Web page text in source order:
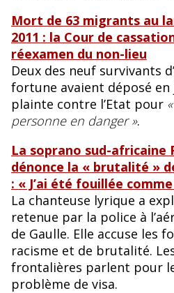
Mort de 63 migrants au
2011 : la Cour de
réexamen du non-lieu
Deux des neuf survivants
fortune avaient déposé en
plainte contre l’Etat pour
personne en danger ».
La soprano sud-africaine
dénonce la « brutalité »
: « J’ai été fouillée
La chanteuse lyrique a
retenue par la police à
de Gaulle. Elle accuse les
racisme et de brutalité.
frontalières parlent pour
problème de visa.